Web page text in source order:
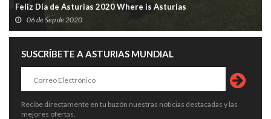
Feliz Día de Asturias 2020 Where is Asturias
06 de Sep de 2020
SUSCRÍBETE A ASTURIAS MUNDIAL
Recibe directamente en tu buzón nuestras noticias destacadas y las
mejores ofertas.